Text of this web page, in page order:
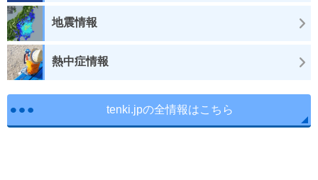
地震情報
熱中症情報
tenki.jpの全情報はこちら